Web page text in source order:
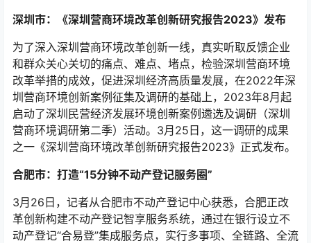
深圳市：《深圳营商环境改革创新研究报告2023》发布
为了深入深圳营商环境改革创新一线，真实听取反馈企业
和群众关心关切的痛点、难点、堵点，检验深圳营商环境
改革举措的成效，促进深圳经济高质量发展，在2022年深
圳营商环境创新案例征集及调研的基础上，2023年8月起
启动了深圳民营经济发展环境创新案例遴选及调研（深圳
营商环境调研第二季）活动。3月25日，这一调研的成果
之一《深圳营商环境改革创新研究报告2023》正式发布。
合肥市：打造“15分钟不动产登记服务圈”
3月26日，记者从合肥市不动产登记中心获悉，合肥正改
革创新构建不动产登记智享服务系统，通过在银行设立不
动产登记“合易登”集成服务点，实行多事项、全链路、全流